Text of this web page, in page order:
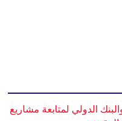
الدولي لمتابعة مشاريع